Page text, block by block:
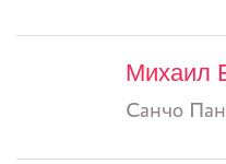
Михаил
Санчо